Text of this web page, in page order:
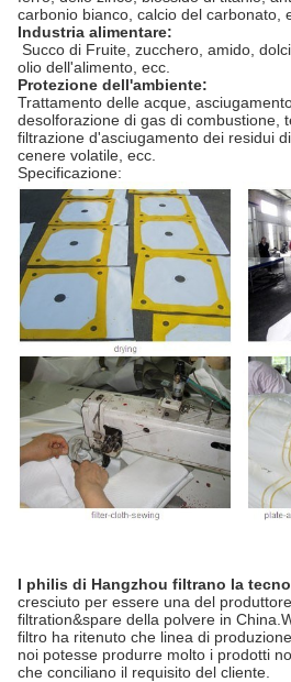
carbonio bianco, calcio del carbonato,
Industria alimentare:
Succo di Fruite, zucchero, amido,
olio dell'alimento, ecc.
Protezione dell'ambiente:
Trattamento delle acque,
desolforazione di gas di combustione,
filtrazione d'asciugamento dei residui
cenere volatile, ecc.
Specificazione:
I philis di Hangzhou filtrano la
cresciuto per essere una del
filtration&spare della polvere in
filtro ha ritenuto che linea di
noi potesse produrre molto i prodotti
che conciliano il requisito del cliente.